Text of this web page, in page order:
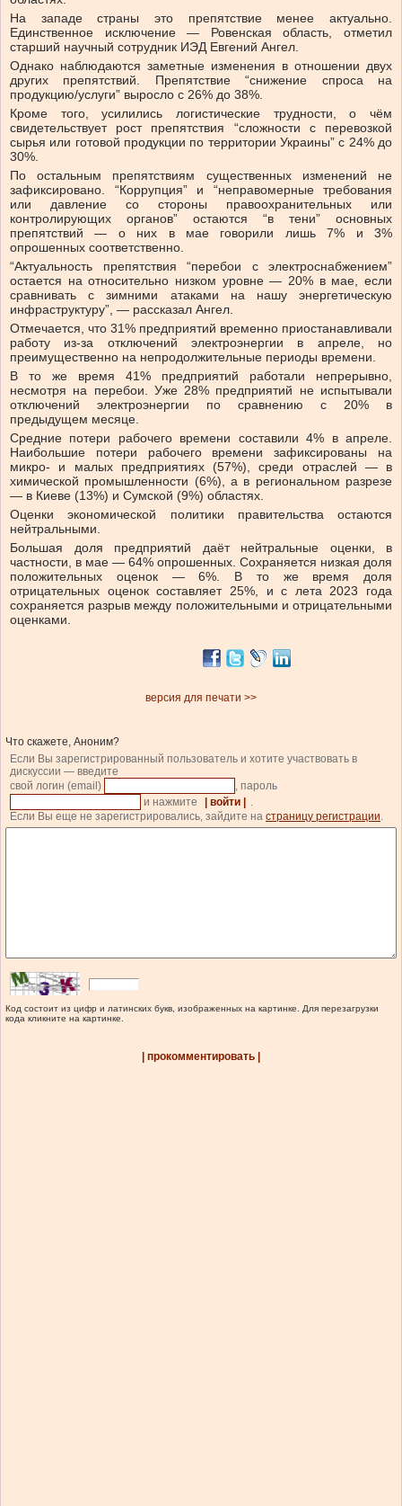
На западе страны это препятствие менее актуально.
Единственное исключение — Ровенская область, отметил
старший научный сотрудник ИЭД Евгений Ангел.
Однако наблюдаются заметные изменения в отношении двух
других препятствий. Препятствие “снижение спроса на
продукцию/услуги” выросло с 26% до 38%.
Кроме того, усилились логистические трудности, о чём
свидетельствует рост препятствия “сложности с перевозкой
сырья или готовой продукции по территории Украины” с 24% до
30%.
По остальным препятствиям существенных изменений не
зафиксировано. “Коррупция” и “неправомерные требования
или давление со стороны правоохранительных или
контролирующих органов” остаются “в тени” основных
препятствий — о них в мае говорили лишь 7% и 3%
опрошенных соответственно.
“Актуальность препятствия “перебои с электроснабжением”
остается на относительно низком уровне — 20% в мае, если
сравнивать с зимними атаками на нашу энергетическую
инфраструктуру”, — рассказал Ангел.
Отмечается, что 31% предприятий временно приостанавливали
работу из-за отключений электроэнергии в апреле, но
преимущественно на непродолжительные периоды времени.
В то же время 41% предприятий работали непрерывно,
несмотря на перебои. Уже 28% предприятий не испытывали
отключений электроэнергии по сравнению с 20% в
предыдущем месяце.
Средние потери рабочего времени составили 4% в апреле.
Наибольшие потери рабочего времени зафиксированы на
микро- и малых предприятиях (57%), среди отраслей — в
химической промышленности (6%), а в региональном разрезе
— в Киеве (13%) и Сумской (9%) областях.
Оценки экономической политики правительства остаются
нейтральными.
Большая доля предприятий даёт нейтральные оценки, в
частности, в мае — 64% опрошенных. Сохраняется низкая доля
положительных оценок — 6%. В то же время доля
отрицательных оценок составляет 25%, и с лета 2023 года
сохраняется разрыв между положительными и отрицательными
оценками.
версия для печати >>
Что скажете, Аноним?
Если Вы зарегистрированный пользователь и хотите участвовать в
дискуссии — введите
свой логин (email)
, пароль
и нажмите
| войти |
.
Если Вы еще не зарегистрировались, зайдите на страницу регистрации.
Код состоит из цифр и латинских букв, изображенных на картинке. Для перезагрузки
кода кликните на картинке.
| прокомментировать |